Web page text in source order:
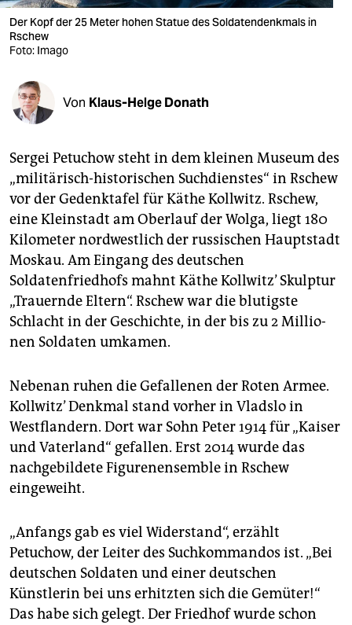
verlag
veranstaltungen
fragen & hilfe
abo
genossenschaft
epaper login
Der Kopf der 25 Meter hohen Statue des Soldatendenkmals in
Rschew
Foto: Imago
Von Klaus-Helge Donath
Sergei Petuchow steht in dem kleinen Museum des
„militärisch-historischen Suchdienstes“ in Rschew
vor der Gedenktafel für Käthe Kollwitz. Rschew,
eine Kleinstadt am Oberlauf der Wolga, liegt 180
Kilometer nordwestlich der russischen Hauptstadt
Moskau. Am Eingang des deutschen
Soldatenfriedhofs mahnt Käthe Kollwitz’ Skulptur
„Trauernde Eltern“. Rschew war die blutigste
Schlacht in der Geschichte, in der bis zu 2 Mil­lio­
nen Soldaten umkamen.
Nebenan ruhen die Gefallenen der Roten Armee.
Kollwitz’ Denkmal stand vorher in Vladslo in
Westflandern. Dort war Sohn Peter 1914 für „Kaiser
und Vaterland“ gefallen. Erst 2014 wurde das
nachgebildete Figurenensemble in Rschew
eingeweiht.
„Anfangs gab es viel Widerstand“, erzählt
Petuchow, der Leiter des Suchkommandos ist. „Bei
deutschen Soldaten und einer deutschen
Künstlerin bei uns erhitzten sich die Gemüter!“
Das habe sich gelegt. Der Friedhof wurde schon